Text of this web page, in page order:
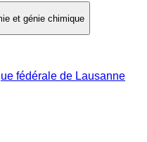
et génie chimique